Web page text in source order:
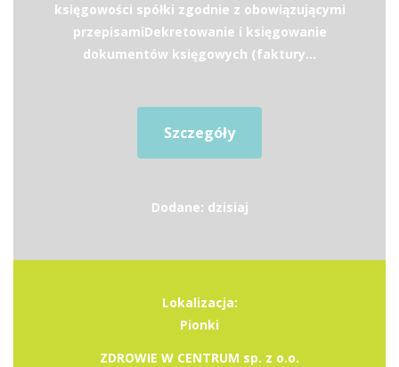
księgowości spółki zgodnie z obowiązującymi
przepisamiDekretowanie i księgowanie
dokumentów księgowych (faktury...
Szczegóły
Dodane: dzisiaj
Lokalizacja:
Pionki
ZDROWIE W CENTRUM sp. z o.o.